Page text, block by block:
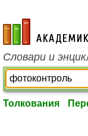
academic.ru
Словари и
Толкования